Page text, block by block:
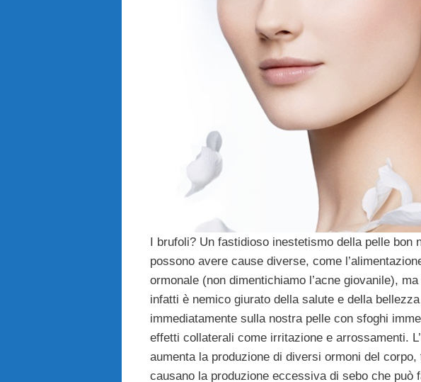
I brufoli? Un fastidioso inestetismo della pelle bon
possono avere cause diverse, come
ormonale (non dimentichiamo l’acne giovanile),
infatti è nemico giurato della salute e della
immediatamente sulla nostra pelle con sfoghi
effetti collaterali come irritazione e arrossamenti.
aumenta la produzione di diversi ormoni del
causano la produzione eccessiva di sebo che può